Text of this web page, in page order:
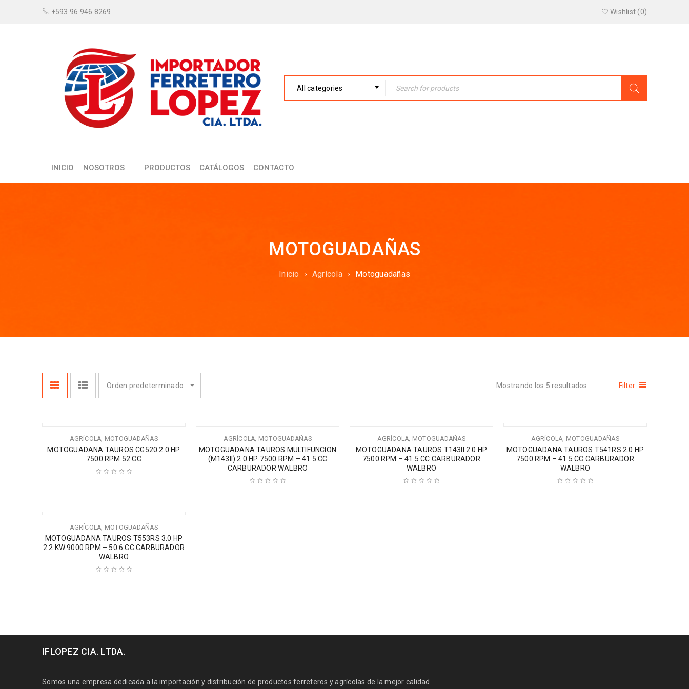
+593 96 946 8269 Wishlist (0)
All categories
INICIO NOSOTROS PRODUCTOS CATÁLOGOS CONTACTO
MOTOGUADAÑAS
Inicio › Agrícola › Motoguadañas
Filter
Mostrando los 5 resultados
Orden predeterminado
AGRÍCOLA, MOTOGUADAÑAS
MOTOGUADANA TAUROS CG520 2.0 HP
7500 RPM 52.CC
AGRÍCOLA, MOTOGUADAÑAS
MOTOGUADANA TAUROS MULTIFUNCION
(M143II) 2.0 HP 7500 RPM – 41.5 CC
CARBURADOR WALBRO
AGRÍCOLA, MOTOGUADAÑAS
MOTOGUADANA TAUROS T143II 2.0 HP
7500 RPM – 41.5 CC CARBURADOR
WALBRO
AGRÍCOLA, MOTOGUADAÑAS
MOTOGUADANA TAUROS T541RS 2.0 HP
7500 RPM – 41.5 CC CARBURADOR
WALBRO
AGRÍCOLA, MOTOGUADAÑAS
MOTOGUADANA TAUROS T553RS 3.0 HP
2.2 KW 9000 RPM – 50.6 CC CARBURADOR
WALBRO
IFLOPEZ CIA. LTDA.
Somos una empresa dedicada a la importación y distribución de productos ferreteros y agrícolas de la mejor calidad.